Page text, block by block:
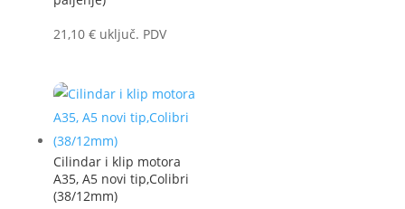
21,10 € uključ. PDV
Cilindar i klip motora
A35, A5 novi tip,Colibri
(38/12mm)